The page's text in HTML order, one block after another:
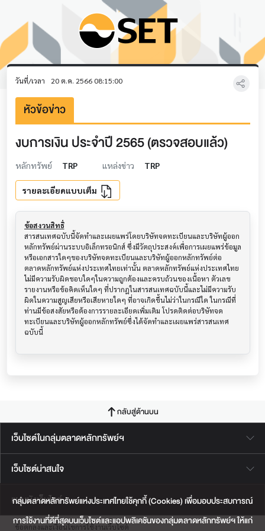
กลุ่มตลาดหลักทรัพย์แห่งประเทศไทยใช้คุกกี้ (Cookies) เพื่อมอบประสบการณ์
การใช้งานที่ดีที่สุดบนเว็บไซต์และแอปพลิเคชันของกลุ่มตลาดหลักทรัพย์ฯ ให้แก่
วันที่/เวลา 20 ต.ค. 2566 08:15:00
หัวข้อข่าว
งบการเงิน ประจำปี 2565 (ตรวจสอบแล้ว)
หลักทรัพย์ TRP แหล่งข่าว TRP
รายละเอียดแบบเต็ม
ข้อสงวนสิทธิ์
สารสนเทศฉบับนี้จัดทำและเผยแพร่โดยบริษัทจดทะเบียนและบริษัทผู้ออก
หลักทรัพย์ผ่านระบบอิเล็กทรอนิกส์ ซึ่งมีวัตถุประสงค์เพื่อการเผยแพร่ข้อมูล
หรือเอกสารใดๆของบริษัทจดทะเบียนและบริษัทผู้ออกหลักทรัพย์ต่อ
ตลาดหลักทรัพย์แห่งประเทศไทยเท่านั้น ตลาดหลักทรัพย์แห่งประเทศไทย
ไม่มีความรับผิดชอบใดๆในความถูกต้องและครบถ้วนของเนื้อหา ตัวเลข
รายงานหรือข้อคิดเห็นใดๆ ที่ปรากฎในสารสนเทศฉบับนี้และไม่มีความรับ
ผิดในความสูญเสียหรือเสียหายใดๆ ที่อาจเกิดขึ้นไม่ว่าในกรณีใด ในกรณีที่
ท่านมีข้อสงสัยหรือต้องการรายละเอียดเพิ่มเติม โปรดติดต่อบริษัทจด
ทะเบียนและบริษัทผู้ออกหลักทรัพย์ซึ่งได้จัดทำและเผยแพร่สารสนเทศ
ฉบับนี้
กลับสู่ด้านบน
เว็บไซต์ในกลุ่มตลาดหลักทรัพย์ฯ
เว็บไซต์น่าสนใจ
แผนผังเว็บไซต์
ข้อตกลงและเงื่อนไขการใช้งานเว็บไซต์